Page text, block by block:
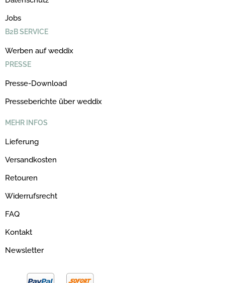
Jobs
B2B SERVICE
Werben auf weddix
PRESSE
Presse-Download
Presseberichte über weddix
MEHR INFOS
Lieferung
Versandkosten
Retouren
Widerrufsrecht
FAQ
Kontakt
Newsletter